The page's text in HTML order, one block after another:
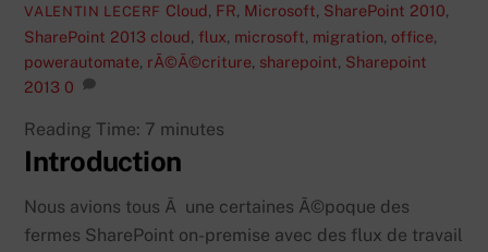
VALENTIN LECERF Cloud, FR, Microsoft, SharePoint 2010,
SharePoint 2013 cloud, flux, microsoft, migration, office,
powerautomate, rÃ©Ã©criture, sharepoint, Sharepoint
2013 0
Reading Time: 7 minutes
Introduction
Nous avions tous Ã une certaines Ã©poque des
fermes SharePoint on-premise avec des flux de travail